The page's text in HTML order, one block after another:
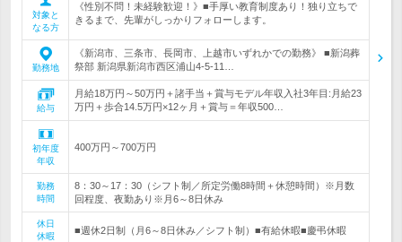
対象と
なる方
《性別不問！未経験歓迎！》■手厚い教育制度あり！独り立ちで
きるまで、先輩がしっかりフォローします。
勤務地
《新潟市、三条市、長岡市、上越市いずれかでの勤務》 ■新潟葬
祭部 新潟県新潟市西区浦山4-5-11…
給与
月給18万円～50万円＋諸手当＋賞与モデル年収入社3年目:月給23
万円＋歩合14.5万円×12ヶ月＋賞与＝年収500…
初年度
年収
400万円～700万円
勤務
時間
8：30～17：30（シフト制／所定労働8時間＋休憩時間）※月数
回程度、夜勤あり※月6～8日休み
休日
休暇
■週休2日制（月6～8日休み／シフト制）■有給休暇■慶弔休暇